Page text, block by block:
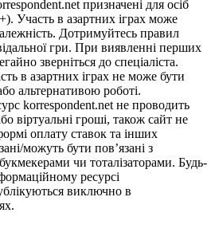
призначені для осіб
Участь в азартних іграх може
Дотримуйтесь правил
гри. При виявленні перших
зверніться до спеціаліста.
в азартних іграх не може бути
альтернативою роботі.
korrespondent.net не проводить
віртуальні гроші, також сайт не
оплату ставок та інших
можуть бути пов’язані з
чи тоталізаторами. Будь-
ресурсі
виключно в